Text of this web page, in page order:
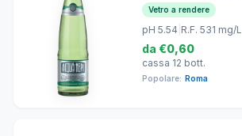
Vetro a rendere
pH 5.54 R.F. 531 mg/L
da €0,60
cassa 12 bott.
Popolare: Roma